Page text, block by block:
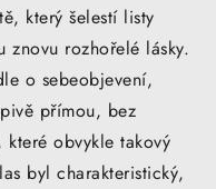
který šelestí listy
znovu rozhořelé lásky.
o sebeobjevení,
přímou, bez
obvykle takový
byl charakteristický,